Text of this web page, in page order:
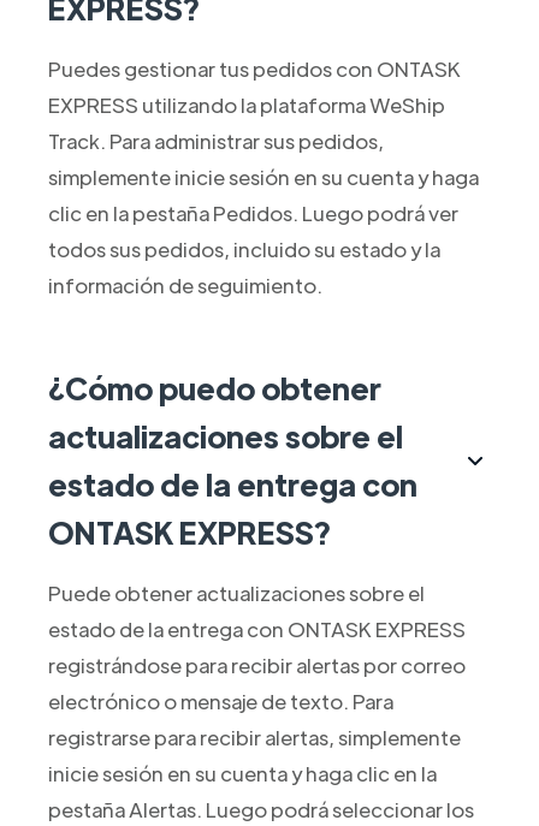
EXPRESS?
Puedes gestionar tus pedidos con ONTASK
EXPRESS utilizando la plataforma WeShip
Track. Para administrar sus pedidos,
simplemente inicie sesión en su cuenta y haga
clic en la pestaña Pedidos. Luego podrá ver
todos sus pedidos, incluido su estado y la
información de seguimiento.
¿Cómo puedo obtener
actualizaciones sobre el
estado de la entrega con
ONTASK EXPRESS?
Puede obtener actualizaciones sobre el
estado de la entrega con ONTASK EXPRESS
registrándose para recibir alertas por correo
electrónico o mensaje de texto. Para
registrarse para recibir alertas, simplemente
inicie sesión en su cuenta y haga clic en la
pestaña Alertas. Luego podrá seleccionar los